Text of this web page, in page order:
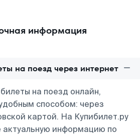
информация
на поезд через интернет
на поезд онлайн,
способом: через
картой. На Купибилет.ру
актуальную информацию по